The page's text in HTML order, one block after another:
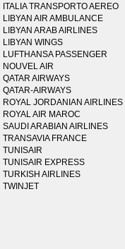
ITALIA TRANSPORTO AEREO
LIBYAN AIR AMBULANCE
LIBYAN ARAB AIRLINES
LIBYAN WINGS
LUFTHANSA PASSENGER
NOUVEL AIR
QATAR AIRWAYS
QATAR-AIRWAYS
ROYAL JORDANIAN AIRLINES
ROYAL AIR MAROC
SAUDI ARABIAN AIRLINES
TRANSAVIA FRANCE
TUNISAIR
TUNISAIR EXPRESS
TURKISH AIRLINES
TWINJET